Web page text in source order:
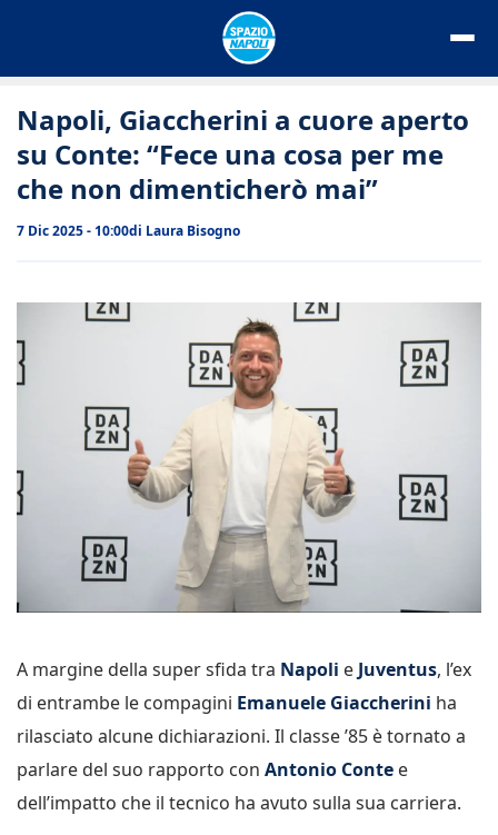
Napoli, Giaccherini a cuore aperto
su Conte: “Fece una cosa per me
che non dimenticherò mai”
7 Dic 2025 - 10:00di Laura Bisogno
A margine della super sfida tra Napoli e Juventus, l’ex
di entrambe le compagini Emanuele Giaccherini ha
rilasciato alcune dichiarazioni. Il classe ’85 è tornato a
parlare del suo rapporto con Antonio Conte e
dell’impatto che il tecnico ha avuto sulla sua carriera.